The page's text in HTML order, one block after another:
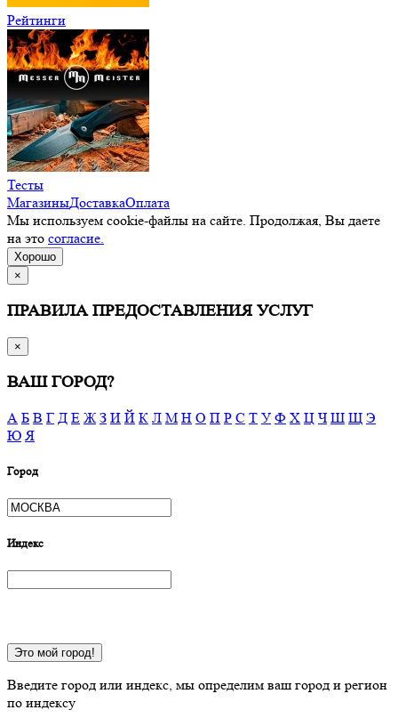
Рейтинги
Тесты
МагазиныДоставкаОплата
Мы используем cookie-файлы на сайте. Продолжая, Вы даете
на это согласие.
Хорошо
×
ПРАВИЛА ПРЕДОСТАВЛЕНИЯ УСЛУГ
×
ВАШ ГОРОД?
А Б В Г Д Е Ж З И Й К Л М Н О П Р С Т У Ф Х Ц Ч Ш Щ Э
Ю Я
Город
Индекс
Это мой город!
Введите город или индекс, мы определим ваш город и регион
по индексу